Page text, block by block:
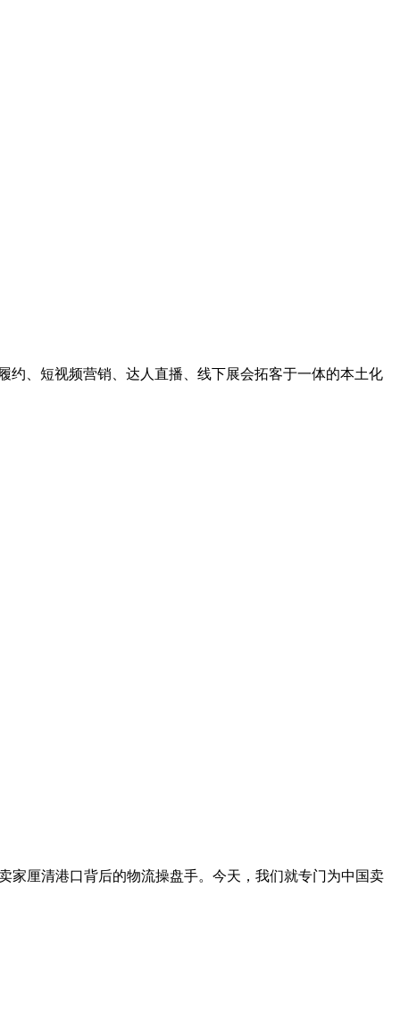
约、短视频营销、达人直播、线下展会拓客于一体的本土化
家厘清港口背后的物流操盘手。今天，我们就专门为中国卖